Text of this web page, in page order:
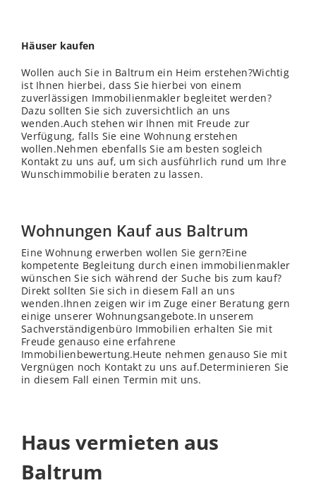
Häuser kaufen
Wollen auch Sie in Baltrum ein Heim erstehen?Wichtig
ist Ihnen hierbei, dass Sie hierbei von einem
zuverlässigen Immobilienmakler begleitet werden?
Dazu sollten Sie sich zuversichtlich an uns
wenden.Auch stehen wir Ihnen mit Freude zur
Verfügung, falls Sie eine Wohnung erstehen
wollen.Nehmen ebenfalls Sie am besten sogleich
Kontakt zu uns auf, um sich ausführlich rund um Ihre
Wunschimmobilie beraten zu lassen.
Wohnungen Kauf aus Baltrum
Eine Wohnung erwerben wollen Sie gern?Eine
kompetente Begleitung durch einen immobilienmakler
wünschen Sie sich während der Suche bis zum kauf?
Direkt sollten Sie sich in diesem Fall an uns
wenden.Ihnen zeigen wir im Zuge einer Beratung gern
einige unserer Wohnungsangebote.In unserem
Sachverständigenbüro Immobilien erhalten Sie mit
Freude genauso eine erfahrene
Immobilienbewertung.Heute nehmen genauso Sie mit
Vergnügen noch Kontakt zu uns auf.Determinieren Sie
in diesem Fall einen Termin mit uns.
Haus vermieten aus
Baltrum